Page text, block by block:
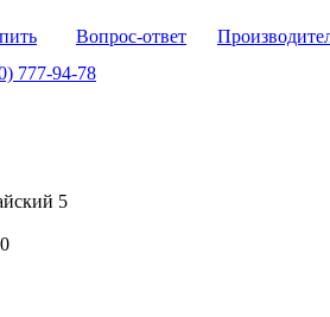
Вопрос-ответ
777-94-78
5